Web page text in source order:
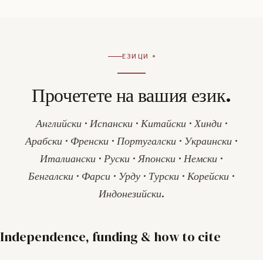
ЕЗИЦИ
Прочетете на вашия език.
Английски · Испански · Китайски · Хинди ·
Арабски · Френски · Португалски · Украински ·
Италиански · Руски · Японски · Немски ·
Бенгалски · Фарси · Урду · Турски · Корейски ·
Индонезийски.
Independence, funding & how to cite